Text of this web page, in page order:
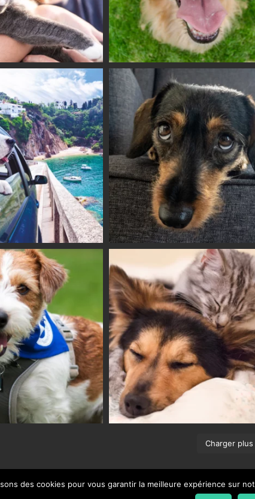
Charger plus
des cookies pour vous garantir la meilleure expérience sur